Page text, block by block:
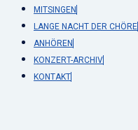
MITSINGEN
LANGE NACHT DER CHÖRE
ANHÖREN
KONZERT-ARCHIV
KONTAKT